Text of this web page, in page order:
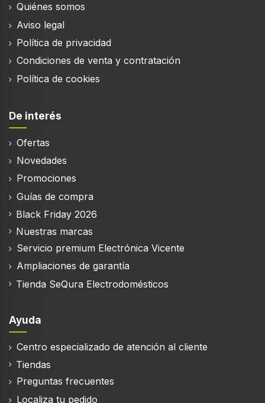
Quiénes somos
Aviso legal
Política de privacidad
Condiciones de venta y contratación
Política de cookies
De interés
Ofertas
Novedades
Promociones
Guías de compra
Black Friday 2026
Nuestras marcas
Servicio premium Electrónica Vicente
Ampliaciones de garantía
Tienda SeQura Electrodomésticos
Ayuda
Centro especializado de atención al cliente
Tiendas
Preguntas frecuentes
Localiza tu pedido